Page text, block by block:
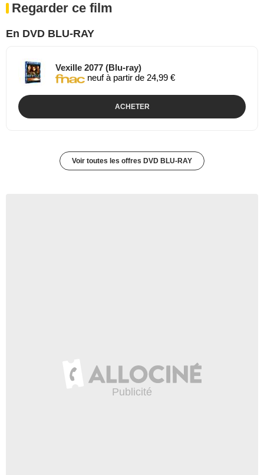
Regarder ce film
En DVD BLU-RAY
Vexille 2077 (Blu-ray)
neuf à partir de 24,99 €
ACHETER
Voir toutes les offres DVD BLU-RAY